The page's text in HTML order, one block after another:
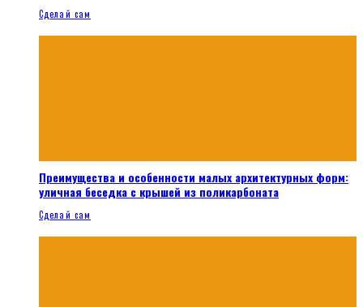
Сделай сам
Преимущества и особенности малых архитектурных форм:
уличная беседка с крышей из поликарбоната
Сделай сам